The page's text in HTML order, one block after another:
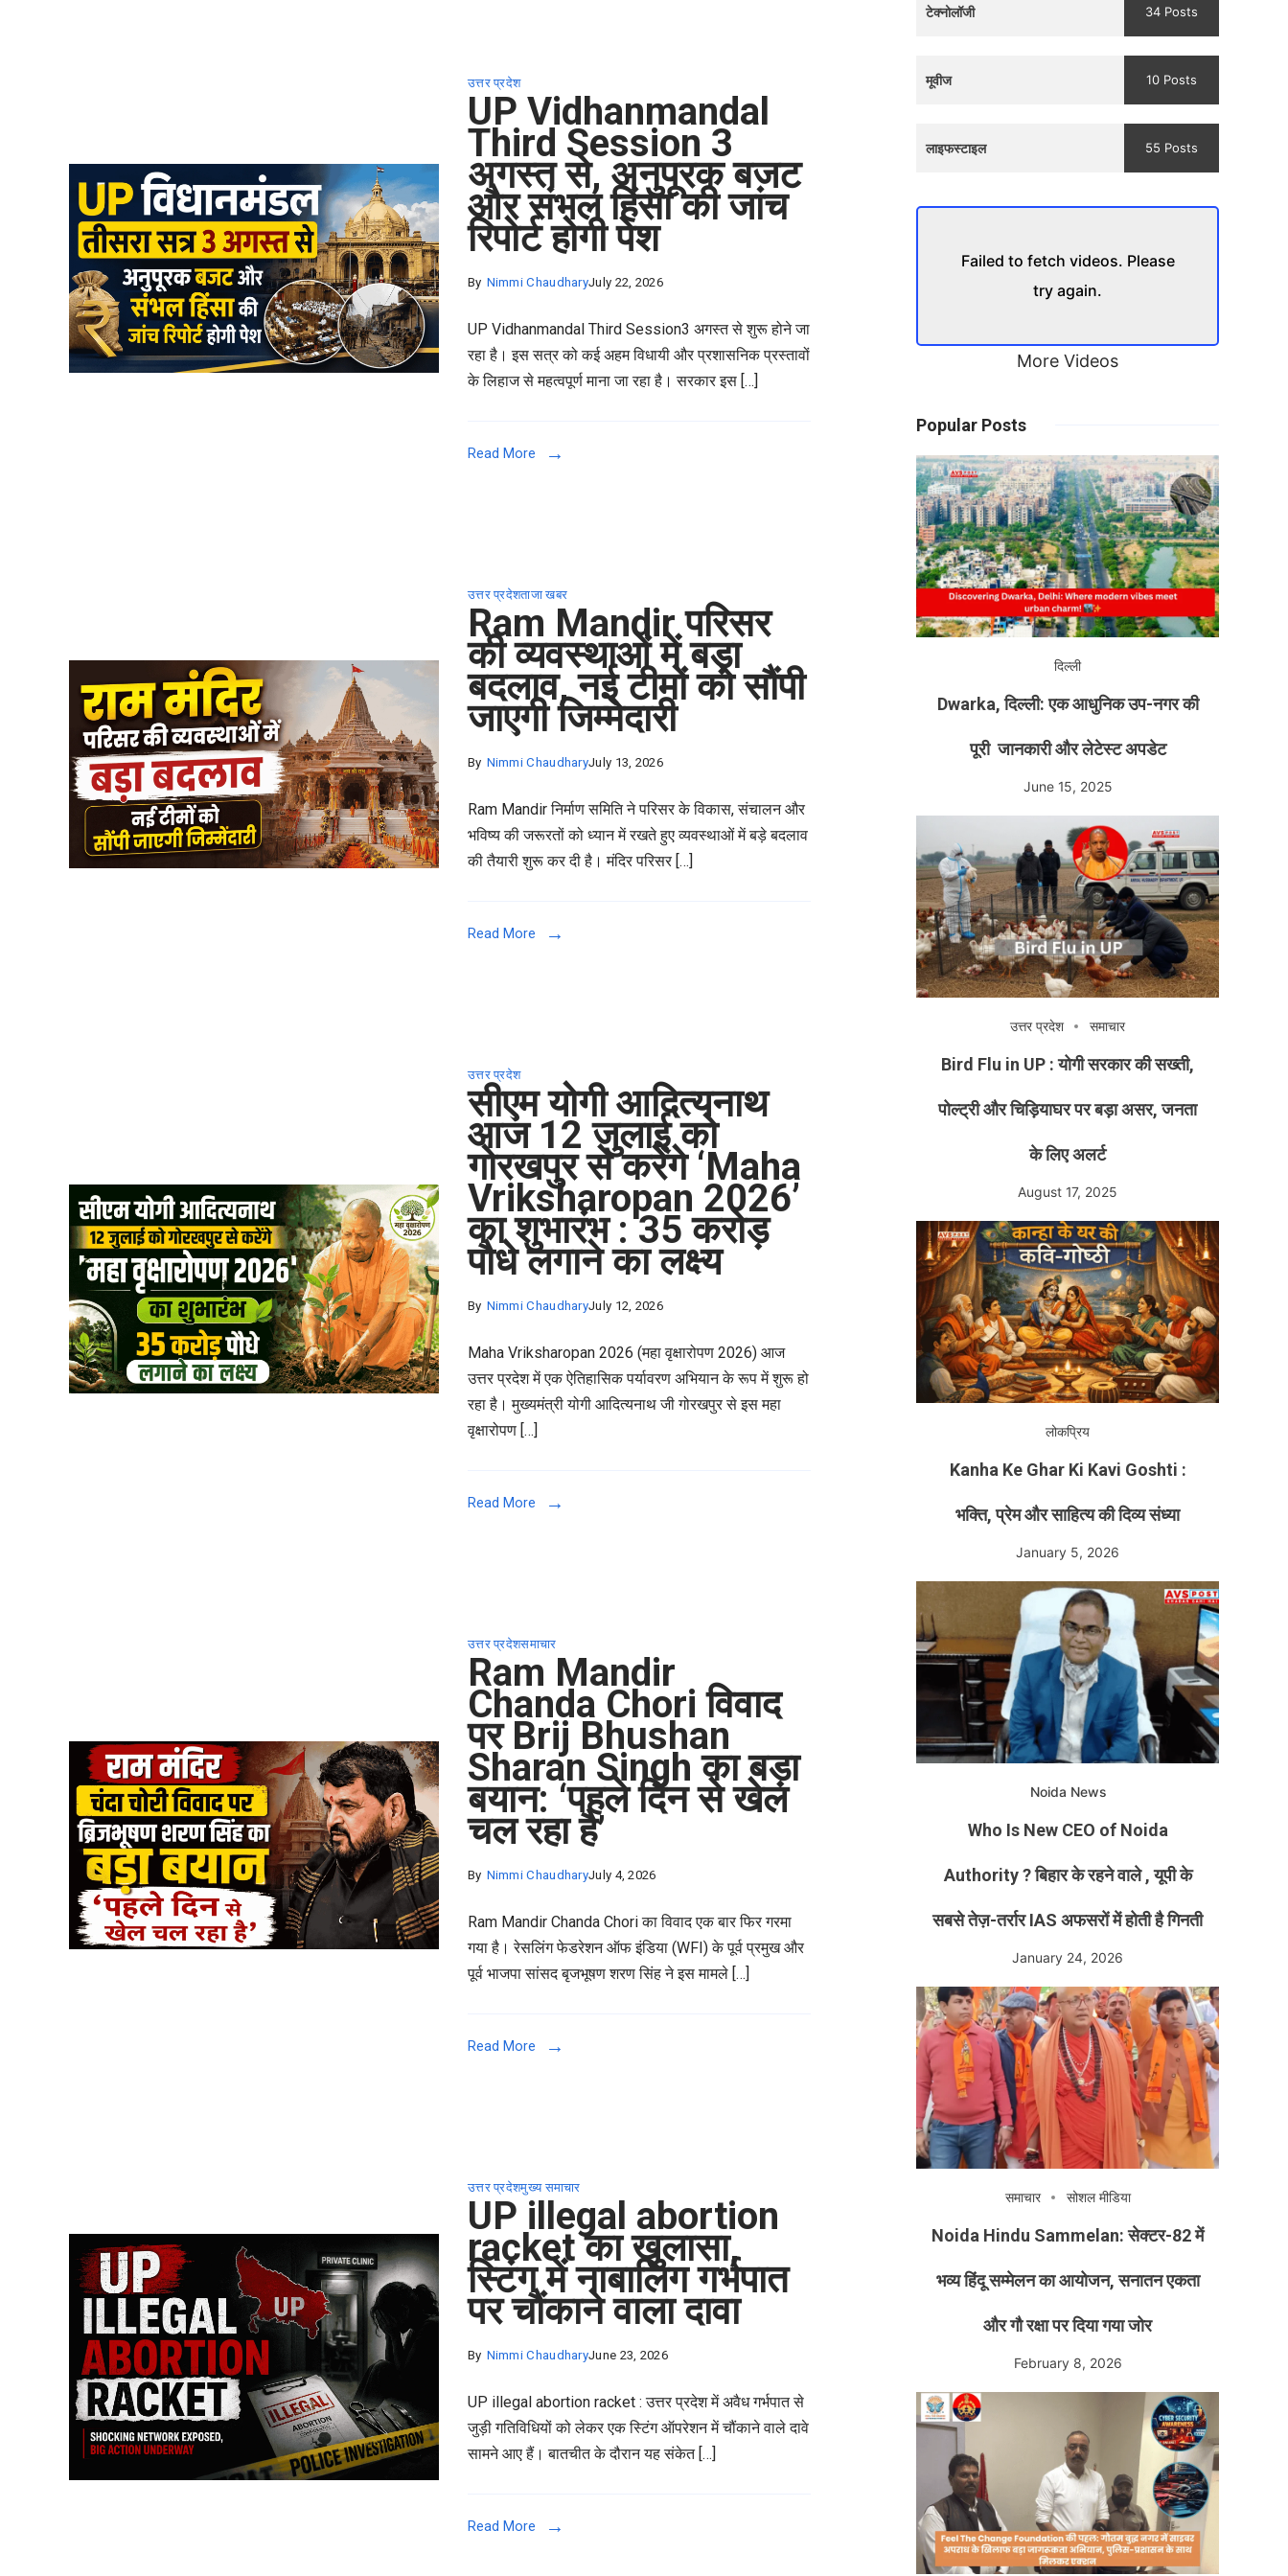
उत्तर प्रदेश
UP Vidhanmandal
Third Session 3
अगस्त से, अनुपूरक बजट
और संभल हिंसा की जांच
रिपोर्ट होगी पेश
By Nimmi ChaudharyJuly 22, 2026
UP Vidhanmandal Third Session3 अगस्त से शुरू होने जा
रहा है। इस सत्र को कई अहम विधायी और प्रशासनिक प्रस्तावों
के लिहाज से महत्वपूर्ण माना जा रहा है। सरकार इस […]
Read More
उत्तर प्रदेशताजा खबर
Ram Mandir परिसर
की व्यवस्थाओं में बड़ा
बदलाव, नई टीमों को सौंपी
जाएगी जिम्मेदारी
By Nimmi ChaudharyJuly 13, 2026
Ram Mandir निर्माण समिति ने परिसर के विकास, संचालन और
भविष्य की जरूरतों को ध्यान में रखते हुए व्यवस्थाओं में बड़े बदलाव
की तैयारी शुरू कर दी है। मंदिर परिसर […]
Read More
उत्तर प्रदेश
सीएम योगी आदित्यनाथ
आज 12 जुलाई को
गोरखपुर से करेंगे ‘Maha
Vriksharopan 2026’
का शुभारंभ : 35 करोड़
पौधे लगाने का लक्ष्य
By Nimmi ChaudharyJuly 12, 2026
Maha Vriksharopan 2026 (महा वृक्षारोपण 2026) आज
उत्तर प्रदेश में एक ऐतिहासिक पर्यावरण अभियान के रूप में शुरू हो
रहा है। मुख्यमंत्री योगी आदित्यनाथ जी गोरखपुर से इस महा
वृक्षारोपण […]
Read More
उत्तर प्रदेशसमाचार
Ram Mandir
Chanda Chori विवाद
पर Brij Bhushan
Sharan Singh का बड़ा
बयान: ‘पहले दिन से खेल
चल रहा है’
By Nimmi ChaudharyJuly 4, 2026
Ram Mandir Chanda Chori का विवाद एक बार फिर गरमा
गया है। रेसलिंग फेडरेशन ऑफ इंडिया (WFI) के पूर्व प्रमुख और
पूर्व भाजपा सांसद बृजभूषण शरण सिंह ने इस मामले […]
Read More
उत्तर प्रदेशमुख्य समाचार
UP illegal abortion
racket का खुलासा,
स्टिंग में नाबालिग गर्भपात
पर चौंकाने वाला दावा
By Nimmi ChaudharyJune 23, 2026
UP illegal abortion racket : उत्तर प्रदेश में अवैध गर्भपात से
जुड़ी गतिविधियों को लेकर एक स्टिंग ऑपरेशन में चौंकाने वाले दावे
सामने आए हैं। बातचीत के दौरान यह संकेत […]
Read More
टेक्नोलॉजी 34 Posts
मूवीज 10 Posts
लाइफस्टाइल 55 Posts
Failed to fetch videos. Please
try again.
More Videos
Popular Posts
दिल्ली
Dwarka, दिल्ली: एक आधुनिक उप-नगर की
पूरी जानकारी और लेटेस्ट अपडेट
June 15, 2025
उत्तर प्रदेश समाचार
Bird Flu in UP : योगी सरकार की सख्ती,
पोल्ट्री और चिड़ियाघर पर बड़ा असर, जनता
के लिए अलर्ट
August 17, 2025
लोकप्रिय
Kanha Ke Ghar Ki Kavi Goshti :
भक्ति, प्रेम और साहित्य की दिव्य संध्या
January 5, 2026
Noida News
Who Is New CEO of Noida
Authority ? बिहार के रहने वाले , यूपी के
सबसे तेज़-तर्रार IAS अफसरों में होती है गिनती
January 24, 2026
समाचार सोशल मीडिया
Noida Hindu Sammelan: सेक्टर-82 में
भव्य हिंदू सम्मेलन का आयोजन, सनातन एकता
और गौ रक्षा पर दिया गया जोर
February 8, 2026